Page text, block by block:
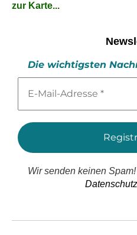
zur Karte...
Die wichtigsten
Mail-
*
Wir senden keinen